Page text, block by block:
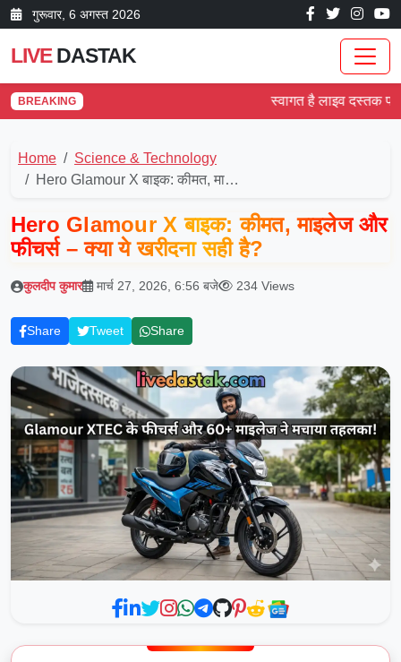
गुरूवार, 6 अगस्त 2026
LIVEDASTAK
BREAKING स्वागत है लाइव दस्तक पर!
Home
Science & Technology
Hero Glamour X बाइक: कीमत, मा…
Hero Glamour X बाइक: कीमत, माइलेज और
फीचर्स – क्या ये खरीदना सही है?
कुलदीप कुमार मार्च 27, 2026, 6:56 बजे 234 Views
Share Tweet Share